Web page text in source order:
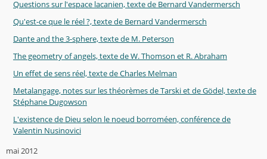
Questions sur l'espace lacanien, texte de Bernard Vandermersch
Qu'est-ce que le réel ?, texte de Bernard Vandermersch
Dante and the 3-sphere, texte de M. Peterson
The geometry of angels, texte de W. Thomson et R. Abraham
Un effet de sens réel, texte de Charles Melman
Metalangage, notes sur les théorèmes de Tarski et de Gödel, texte de
Stéphane Dugowson
L'existence de Dieu selon le noeud borroméen, conférence de
Valentin Nusinovici
mai 2012